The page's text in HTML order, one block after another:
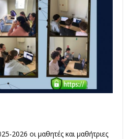
2026 οι μαθητές και μαθήτριες